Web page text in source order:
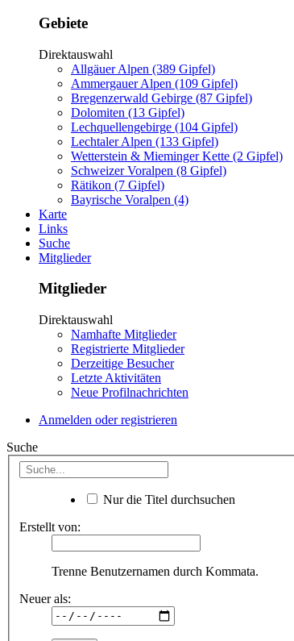
Gebiete
Direktauswahl
Allgäuer Alpen (389 Gipfel)
Ammergauer Alpen (109 Gipfel)
Bregenzerwald Gebirge (87 Gipfel)
Dolomiten (13 Gipfel)
Lechquellengebirge (104 Gipfel)
Lechtaler Alpen (133 Gipfel)
Wetterstein & Mieminger Kette (2 Gipfel)
Schweizer Voralpen (8 Gipfel)
Rätikon (7 Gipfel)
Bayrische Voralpen (4)
Karte
Links
Suche
Mitglieder
Mitglieder
Direktauswahl
Namhafte Mitglieder
Registrierte Mitglieder
Derzeitige Besucher
Letzte Aktivitäten
Neue Profilnachrichten
Anmelden oder registrieren
Suche
Nur die Titel durchsuchen
Erstellt von:
Trenne Benutzernamen durch Kommata.
Neuer als: